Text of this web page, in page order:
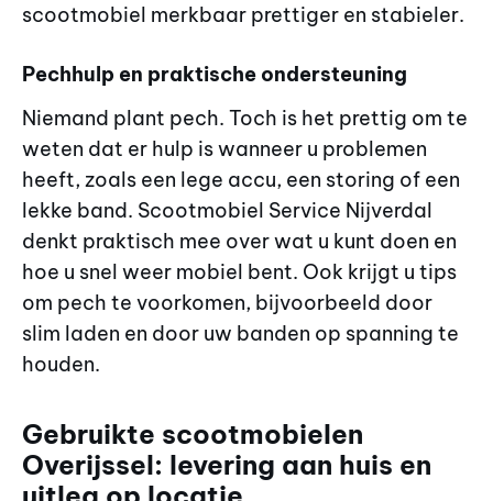
scootmobiel merkbaar prettiger en stabieler.
Pechhulp en praktische ondersteuning
Niemand plant pech. Toch is het prettig om te
weten dat er hulp is wanneer u problemen
heeft, zoals een lege accu, een storing of een
lekke band. Scootmobiel Service Nijverdal
denkt praktisch mee over wat u kunt doen en
hoe u snel weer mobiel bent. Ook krijgt u tips
om pech te voorkomen, bijvoorbeeld door
slim laden en door uw banden op spanning te
houden.
Gebruikte scootmobielen
Overijssel: levering aan huis en